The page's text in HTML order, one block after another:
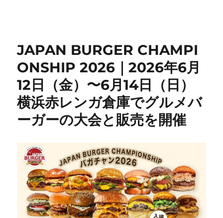
JAPAN BURGER CHAMPI
ONSHIP 2026｜2026年6月
12日（金）〜6月14日（日）
横浜赤レンガ倉庫でグルメバ
ーガーの大会と販売を開催